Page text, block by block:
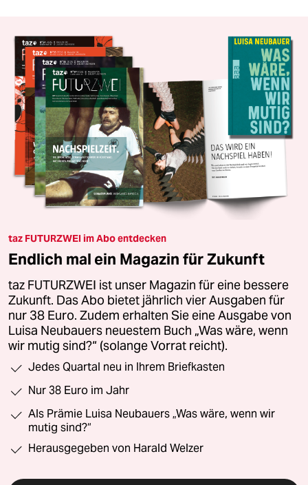
taz FUTURZWEI im Abo entdecken
Endlich mal ein Magazin für Zukunft
taz FUTURZWEI ist unser Magazin für eine bessere
Zukunft. Das Abo bietet jährlich vier Ausgaben für
nur 38 Euro. Zudem erhalten Sie eine Ausgabe von
Luisa Neubauers neuestem Buch „Was wäre, wenn
wir mutig sind?“ (solange Vorrat reicht).
Jedes Quartal neu in Ihrem Briefkasten
Nur 38 Euro im Jahr
Als Prämie Luisa Neubauers „Was wäre, wenn wir
mutig sind?“
Herausgegeben von Harald Welzer